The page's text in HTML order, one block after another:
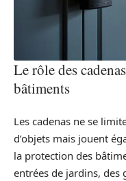
Le rôle des
bâtiments
Les cadenas ne se
d’objets mais jouent
la protection des
entrées de jardins, des